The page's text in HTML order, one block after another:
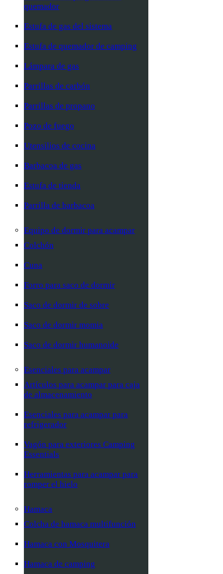
quemador
Estufa de gas del sistema
Estufa de quemador de camping
Lámpara de gas
Parrillas de carbón
Parrillas de propano
Pozo de fuego
Utensilios de cocina
Barbacoa de gas
Estufa de tienda
Parrilla de barbacoa
Equipo de dormir para acampar
Colchón
Cuna
Forro para saco de dormir
Saco de dormir de sobre
Saco de dormir momia
Saco de dormir humanoide
Esenciales para acampar
Artículos para acampar para caja
de almacenamiento
Esenciales para acampar para
refrigerador
Vagón para exteriores Camping
Essentials
Herramientas para acampar para
romper el hielo
Hamaca
Colcha de hamaca multifunción
Hamaca con Mosquitera
Hamaca de camping